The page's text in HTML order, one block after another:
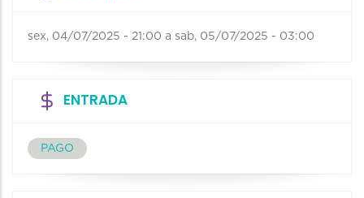
sex, 04/07/2025 - 21:00 a sab, 05/07/2025 - 03:00
ENTRADA
PAGO